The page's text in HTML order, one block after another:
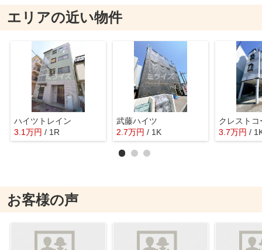
エリアの近い物件
ハイツトレイン
3.1万円 / 1R
武藤ハイツ
2.7万円 / 1K
クレストコ
3.7万円 /
お客様の声